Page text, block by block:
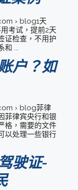
› blog1天
考试，提前2天
证检查，不用护
...
户？如
› blog菲律
菲律宾央行和银
格，需要的文件
以处理一些银行
驶证-